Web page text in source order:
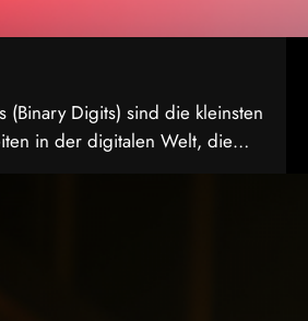
(Binary Digits) sind die kleinsten
in der digitalen Welt, die
Verarbeitung, spielt die Bit-
Rolle. Je höher die Bit-